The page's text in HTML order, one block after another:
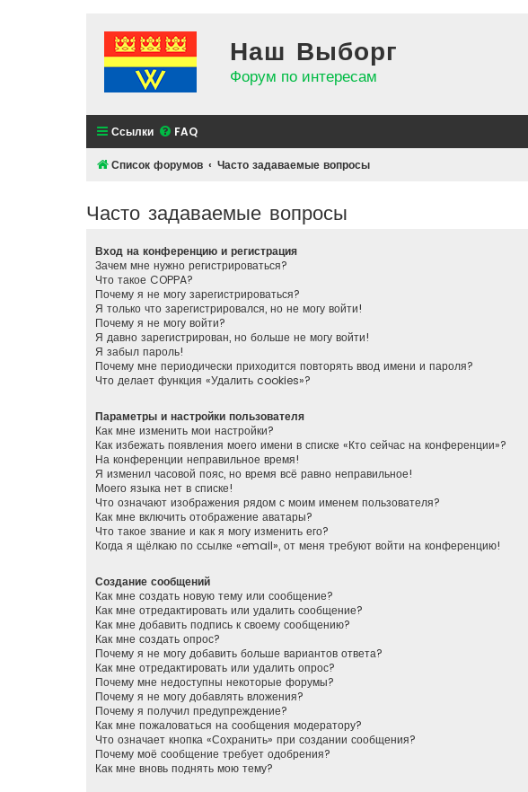
Наш Выборг
Форум по интересам
Ссылки FAQ
Список форумов Часто задаваемые вопросы
Часто задаваемые вопросы
Вход на конференцию и регистрация
Зачем мне нужно регистрироваться?
Что такое COPPA?
Почему я не могу зарегистрироваться?
Я только что зарегистрировался, но не могу войти!
Почему я не могу войти?
Я давно зарегистрирован, но больше не могу войти!
Я забыл пароль!
Почему мне периодически приходится повторять ввод имени и пароля?
Что делает функция «Удалить cookies»?
Параметры и настройки пользователя
Как мне изменить мои настройки?
Как избежать появления моего имени в списке «Кто сейчас на конференции»?
На конференции неправильное время!
Я изменил часовой пояс, но время всё равно неправильное!
Моего языка нет в списке!
Что означают изображения рядом с моим именем пользователя?
Как мне включить отображение аватары?
Что такое звание и как я могу изменить его?
Когда я щёлкаю по ссылке «email», от меня требуют войти на конференцию!
Создание сообщений
Как мне создать новую тему или сообщение?
Как мне отредактировать или удалить сообщение?
Как мне добавить подпись к своему сообщению?
Как мне создать опрос?
Почему я не могу добавить больше вариантов ответа?
Как мне отредактировать или удалить опрос?
Почему мне недоступны некоторые форумы?
Почему я не могу добавлять вложения?
Почему я получил предупреждение?
Как мне пожаловаться на сообщения модератору?
Что означает кнопка «Сохранить» при создании сообщения?
Почему моё сообщение требует одобрения?
Как мне вновь поднять мою тему?